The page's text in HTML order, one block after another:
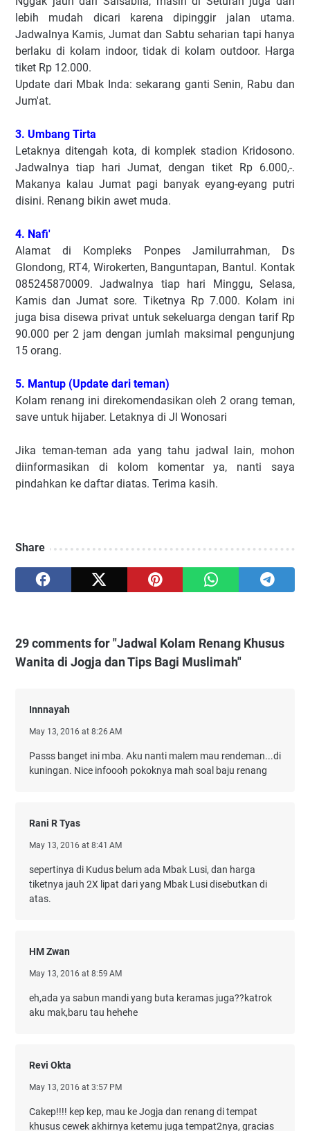
lebih mudah dicari karena dipinggir jalan utama.
Jadwalnya Kamis, Jumat dan Sabtu seharian tapi hanya
berlaku di kolam indoor, tidak di kolam outdoor. Harga
tiket Rp 12.000.
Update dari Mbak Inda: sekarang ganti Senin, Rabu dan
Jum'at.
3. Umbang Tirta
Letaknya ditengah kota, di komplek stadion Kridosono.
Jadwalnya tiap hari Jumat, dengan tiket Rp 6.000,-.
Makanya kalau Jumat pagi banyak eyang-eyang putri
disini. Renang bikin awet muda.
4. Nafi'
Alamat di Kompleks Ponpes Jamilurrahman, Ds
Glondong, RT4, Wirokerten, Banguntapan, Bantul. Kontak
085245870009. Jadwalnya tiap hari Minggu, Selasa,
Kamis dan Jumat sore. Tiketnya Rp 7.000. Kolam ini
juga bisa disewa privat untuk sekeluarga dengan tarif Rp
90.000 per 2 jam dengan jumlah maksimal pengunjung
15 orang.
5. Mantup (Update dari teman)
Kolam renang ini direkomendasikan oleh 2 orang teman,
save untuk hijaber. Letaknya di Jl Wonosari
Jika teman-teman ada yang tahu jadwal lain, mohon
diinformasikan di kolom komentar ya, nanti saya
pindahkan ke daftar diatas. Terima kasih.
Share
29 comments for "Jadwal Kolam Renang Khusus
Wanita di Jogja dan Tips Bagi Muslimah"
Innnayah
May 13, 2016 at 8:26 AM
Passs banget ini mba. Aku nanti malem mau rendeman...di
kuningan. Nice infoooh pokoknya mah soal baju renang
Rani R Tyas
May 13, 2016 at 8:41 AM
sepertinya di Kudus belum ada Mbak Lusi, dan harga
tiketnya jauh 2X lipat dari yang Mbak Lusi disebutkan di
atas.
HM Zwan
May 13, 2016 at 8:59 AM
eh,ada ya sabun mandi yang buta keramas juga??katrok
aku mak,baru tau hehehe
Revi Okta
May 13, 2016 at 3:57 PM
Cakep!!!! kep kep, mau ke Jogja dan renang di tempat
khusus cewek akhirnya ketemu juga tempat2nya, gracias